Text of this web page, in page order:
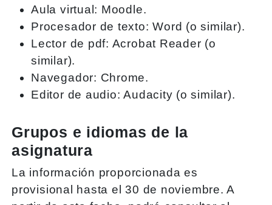
Aula virtual: Moodle.
Procesador de texto: Word (o similar).
Lector de pdf: Acrobat Reader (o
similar).
Navegador: Chrome.
Editor de audio: Audacity (o similar).
Grupos e idiomas de la
asignatura
La información proporcionada es
provisional hasta el 30 de noviembre. A